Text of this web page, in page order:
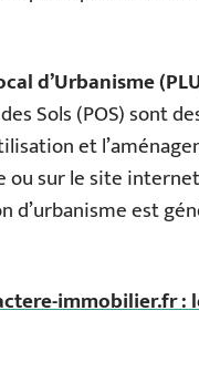
d’Urbanisme
Sols (POS) sont
et
sur le site internet
d’urbanisme est
immobilier.fr :